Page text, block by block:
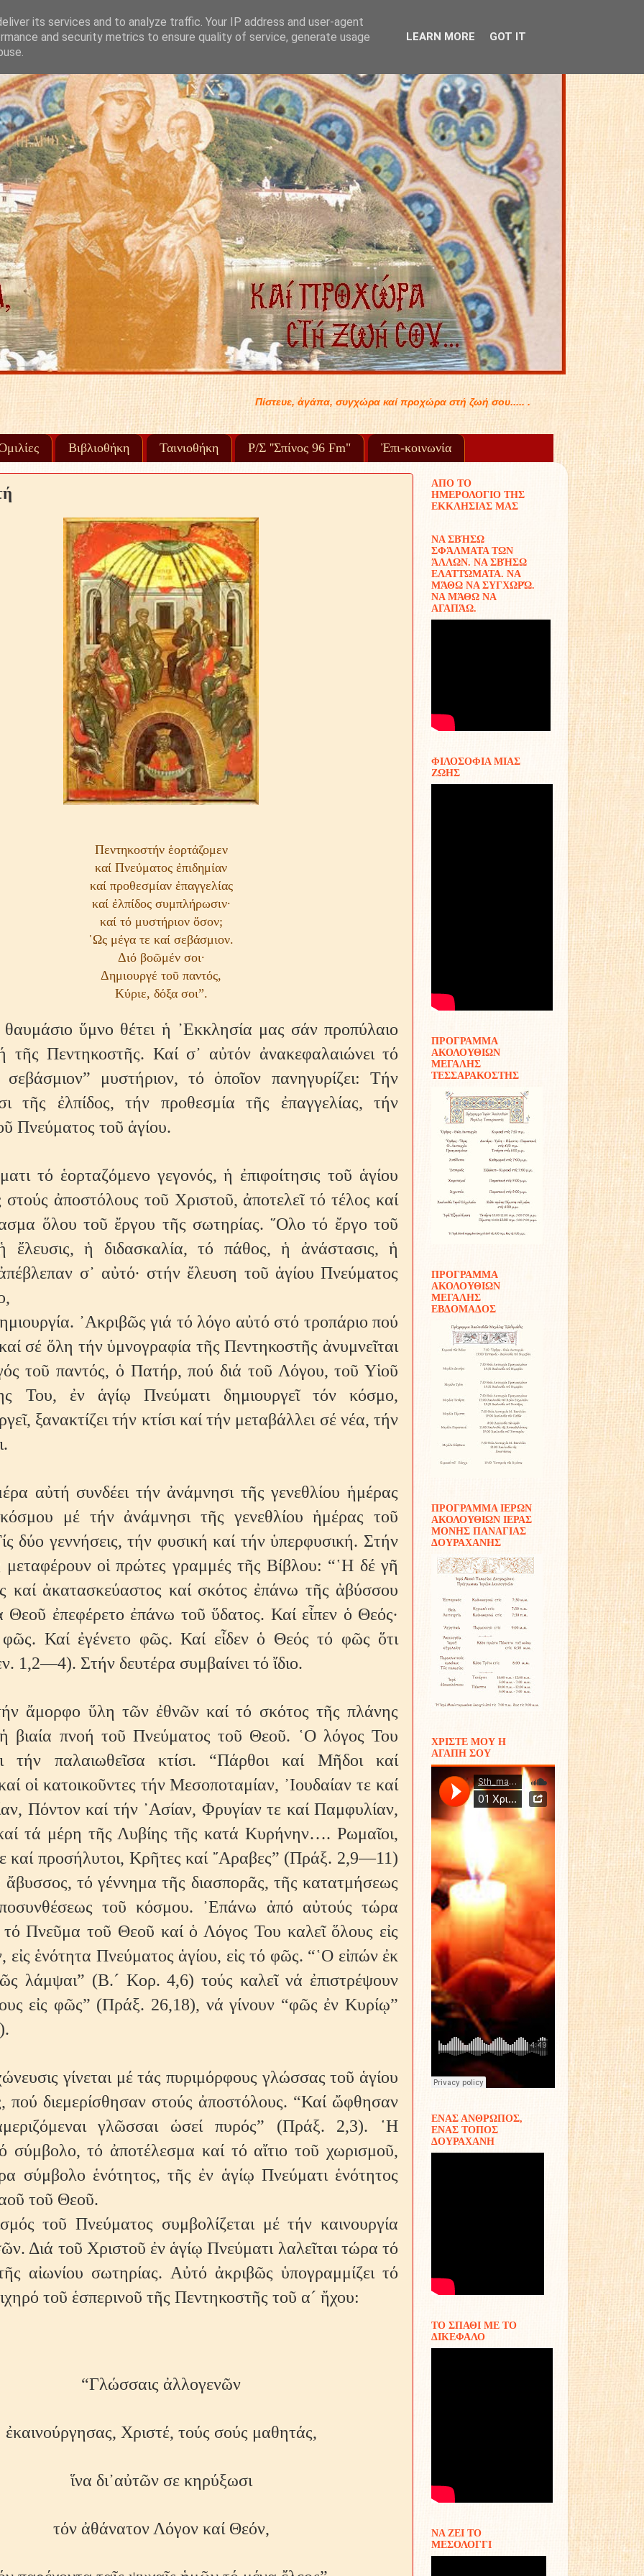
Πίστευε, ἀγάπα, συγχώρα καί προχώρα στή ζωή σου..... .
Βιβλιοθήκη Ταινιοθήκη Ρ/Σ ''Σπίνος 96 Fm" Ἐπι-κοινωνία
Πεντηκοστήν ἑορτάζομεν
καί Πνεύματος ἐπιδημίαν
καί προθεσμίαν ἐπαγγελίας
καί ἐλπίδος συμπλήρωσιν·
καί τό μυστήριον ὅσον;
῾Ως μέγα τε καί σεβάσμιον.
Διό βοῶμέν σοι·
Δημιουργέ τοῦ παντός,
Κύριε, δόξα σοι”.
ὕμνο θέτει ἡ ᾿Εκκλησία μας σάν προπύλαιο
τῆς Πεντηκοστῆς. Καί σ᾿ αὐτόν ἀνακεφαλαιώνει τό
μυστήριον, τό ὁποῖον πανηγυρίζει: Τήν
τῆς ἐλπίδος, τήν προθεσμία τῆς ἐπαγγελίας, τήν
Πνεύματος τοῦ ἁγίου.
τό ἑορταζόμενο γεγονός, ἡ ἐπιφοίτησις τοῦ ἁγίου
ἀποστόλους τοῦ Χριστοῦ, ἀποτελεῖ τό τέλος καί
ὅλου τοῦ ἔργου τῆς σωτηρίας. ῞Ολο τό ἔργο τοῦ
ἔλευσις, ἡ διδασκαλία, τό πάθος, ἡ ἀνάστασις, ἡ
σ᾿ αὐτό· στήν ἔλευση τοῦ ἁγίου Πνεύματος
᾿Ακριβῶς γιά τό λόγο αὐτό στό τροπάριο πού
σέ ὅλη τήν ὑμνογραφία τῆς Πεντηκοστῆς ἀνυμνεῖται
τοῦ παντός, ὁ Πατήρ, πού διά τοῦ Λόγου, τοῦ Υἱοῦ
Του, ἐν ἁγίῳ Πνεύματι δημιουργεῖ τόν κόσμο,
ξανακτίζει τήν κτίσι καί τήν μεταβάλλει σέ νέα, τήν
αὐτή συνδέει τήν ἀνάμνησι τῆς γενεθλίου ἡμέρας
μέ τήν ἀνάμνησι τῆς γενεθλίου ἡμέρας τοῦ
δύο γεννήσεις, τήν φυσική καί τήν ὑπερφυσική. Στήν
οἱ πρώτες γραμμές τῆς Βίβλου: “῾Η δέ γῆ
καί ἀκατασκεύαστος καί σκότος ἐπάνω τῆς ἀβύσσου
Θεοῦ ἐπεφέρετο ἐπάνω τοῦ ὕδατος. Καί εἶπεν ὁ Θεός·
Καί ἐγένετο φῶς. Καί εἶδεν ὁ Θεός τό φῶς ὅτι
1,2—4). Στήν δευτέρα συμβαίνει τό ἴδιο.
ἄμορφο ὕλη τῶν ἐθνῶν καί τό σκότος τῆς πλάνης
ἡ βιαία πνοή τοῦ Πνεύματος τοῦ Θεοῦ. ῾Ο λόγος Του
τήν παλαιωθεῖσα κτίσι. “Πάρθοι καί Μῆδοι καί
οἱ κατοικοῦντες τήν Μεσοποταμίαν, ᾿Ιουδαίαν τε καί
Πόντον καί τήν ᾿Ασίαν, Φρυγίαν τε καί Παμφυλίαν,
τά μέρη τῆς Λυβίης τῆς κατά Κυρήνην…. Ρωμαῖοι,
καί προσήλυτοι, Κρῆτες καί ῎Αραβες” (Πράξ. 2,9—11)
ἄβυσσος, τό γέννημα τῆς διασπορᾶς, τῆς κατατμήσεως
τοῦ κόσμου. ᾿Επάνω ἀπό αὐτούς τώρα
τό Πνεῦμα τοῦ Θεοῦ καί ὁ Λόγος Του καλεῖ ὅλους εἰς
εἰς ἑνότητα Πνεύματος ἁγίου, εἰς τό φῶς. “῾Ο εἰπών ἐκ
λάμψαι” (Β.´ Κορ. 4,6) τούς καλεῖ νά ἐπιστρέψουν
εἰς φῶς” (Πράξ. 26,18), νά γίνουν “φῶς ἐν Κυρίῳ”
γίνεται μέ τάς πυριμόρφους γλώσσας τοῦ ἁγίου
πού διεμερίσθησαν στούς ἀποστόλους. “Καί ὤφθησαν
γλῶσσαι ὡσεί πυρός” (Πράξ. 2,3). ῾Η
σύμβολο, τό ἀποτέλεσμα καί τό αἴτιο τοῦ χωρισμοῦ,
σύμβολο ἑνότητος, τῆς ἐν ἁγίῳ Πνεύματι ἑνότητος
τοῦ Θεοῦ.
τοῦ Πνεύματος συμβολίζεται μέ τήν καινουργία
Διά τοῦ Χριστοῦ ἐν ἁγίῳ Πνεύματι λαλεῖται τώρα τό
αἰωνίου σωτηρίας. Αὐτό ἀκριβῶς ὑπογραμμίζει τό
τοῦ ἑσπερινοῦ τῆς Πεντηκοστῆς τοῦ α´ ἤχου:
“Γλώσσαις ἀλλογενῶν
ἐκαινούργησας, Χριστέ, τούς σούς μαθητάς,
ἵνα δι᾿αὐτῶν σε κηρύξωσι
τόν ἀθάνατον Λόγον καί Θεόν,
ΑΠΟ ΤΟ
ΗΜΕΡΟΛΟΓΙΟ ΤΗΣ
ΕΚΚΛΗΣΙΑΣ ΜΑΣ
ΝΑ ΣΒΉΣΩ
ΣΦΆΛΜΑΤΑ ΤΩΝ
ΆΛΛΩΝ. ΝΑ ΣΒΉΣΩ
ΕΛΑΤΤΏΜΑΤΑ. ΝΑ
ΜΆΘΩ ΝΑ ΣΥΓΧΩΡΏ.
ΝΑ ΜΆΘΩ ΝΑ
ΑΓΑΠΆΩ.
ΦΙΛΟΣΟΦΙΑ ΜΙΑΣ
ΖΩΗΣ
ΠΡΟΓΡΑΜΜΑ
ΑΚΟΛΟΥΘΙΩΝ
ΜΕΓΑΛΗΣ
ΤΕΣΣΑΡΑΚΟΣΤΗΣ
ΠΡΟΓΡΑΜΜΑ
ΑΚΟΛΟΥΘΙΩΝ
ΜΕΓΑΛΗΣ
ΕΒΔΟΜΑΔΟΣ
ΠΡΟΓΡΑΜΜΑ ΙΕΡΩΝ
ΑΚΟΛΟΥΘΙΩΝ ΙΕΡΑΣ
ΜΟΝΗΣ ΠΑΝΑΓΙΑΣ
ΔΟΥΡΑΧΑΝΗΣ
ΧΡΙΣΤΕ ΜΟΥ Η
ΑΓΑΠΗ ΣΟΥ
ΕΝΑΣ ΑΝΘΡΩΠΟΣ,
ΕΝΑΣ ΤΟΠΟΣ
ΔΟΥΡΑΧΑΝΗ
ΤΟ ΣΠΑΘΙ ΜΕ ΤΟ
ΔΙΚΕΦΑΛΟ
ΝΑ ΖΕΙ ΤΟ
ΜΕΣΟΛΟΓΓΙ
its services and to analyze traffic. Your IP address and user-agent
and security metrics to ensure quality of service, generate usage
LEARN MORE GOT IT